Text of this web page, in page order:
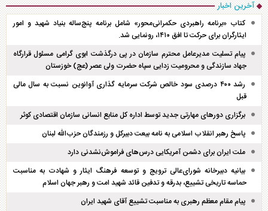
آخرین اخبار
کتاب «برنامه راهبردی حکمرانی‌محور» شامل برنامه پنج‌ساله بنیاد شهید و امور
ایثارگران برای حرکت تا افق ۱۴۱۰، رونمایی شد.
پیام تسلیت مدیرعامل محترم سازمان در پی درگذشت ابوی گرامی مسئول قرارگاه
جهاد سازندگی و محرومیت زدایی سپاه حضرت ولی عصر (عج) خوزستان
رشد ۴۰۰ درصدی سود خالص شرکت سرمایه گذاری آوانوین نسبت به سال مالی
قبل
برگزاری دور‌های مهارتی جدید توسط اداره کل منابع انسانی سازمان اقتصادی کوثر
پاسخ رهبر انقلاب اسلامی به نامه بیعت دبیرکل و رزمندگان حزب‌الله لبنان
ملت ایران برای دشمن آمریکایی درس‌های فراموش‌نشدنی دارد
بیانیه دبیرخانه شورای‌عالی ترویج و توسعه فرهنگ ایثار و شهادت به مناسبت
حماسه تاریخی تشییع، بدرقه و تدفین قائد شهید امت و رهبر جهان اسلام
پیام مقام معظم رهبری به مناسبت تشییع آقای شهید ایران